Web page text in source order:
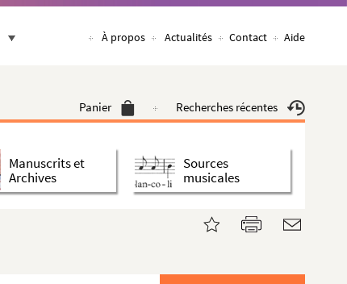
À propos Actualités Contact Aide
Panier Recherches récentes
Manuscrits et
Archives
Sources
musicales